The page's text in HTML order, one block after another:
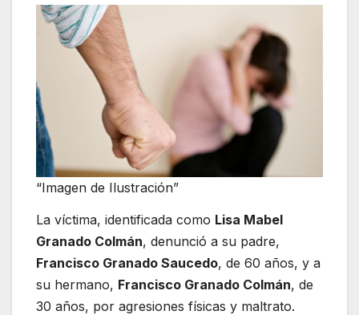
“Imagen de Ilustración”
La víctima, identificada como Lisa Mabel
Granado Colmán, denunció a su padre,
Francisco Granado Saucedo, de 60 años, y a
su hermano, Francisco Granado Colmán, de
30 años, por agresiones físicas y maltrato.